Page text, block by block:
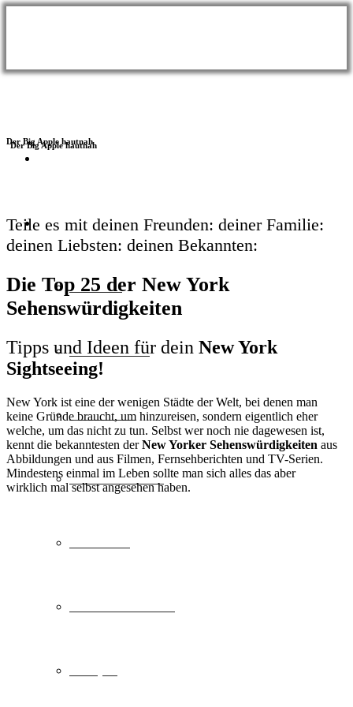
Themen
Wellness
Meer & Seen
Städtereise
Familienurlaub
Der Big Apple hautnah
Teile es mit deinen Freunden: deiner Familie:
deinen Liebsten: deinen Bekannten:
Die Top 25 der New York
Sehenswürdigkeiten
Tipps und Ideen für dein New York
Sightseeing!
New York ist eine der wenigen Städte der Welt, bei denen man
keine Gründe braucht, um hinzureisen, sondern eigentlich eher
welche, um das nicht zu tun. Selbst wer noch nie dagewesen ist,
kennt die bekanntesten derNew Yorker Sehenswürdigkeiten aus
Abbildungen und aus Filmen, Fernsehberichten und TV-Serien.
Mindestens einmal im Leben sollte man sich alles das aber
wirklich mal selbst angesehen haben.